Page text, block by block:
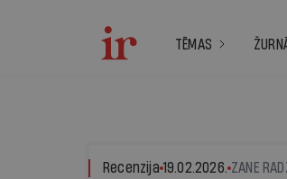
TĒMAS
Recenzija 19.02.2026. ZANE